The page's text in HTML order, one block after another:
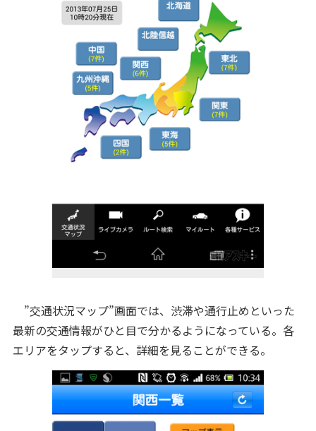
”交通状況マップ”画面では、渋滞や通行止めといった
最新の交通情報がひと目で分かるようになっている。各
エリアをタップすると、詳細を見ることができる。